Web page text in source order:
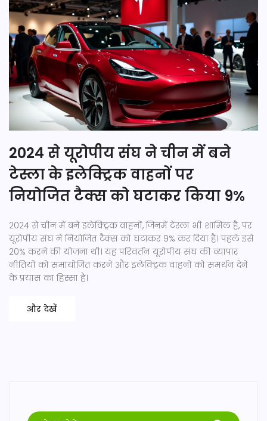
2024 से यूरोपीय संघ ने चीन में बने
टेस्ला के इलेक्ट्रिक वाहनों पर
नियोजित टैक्स को घटाकर किया 9%
2024 से चीन में बने इलेक्ट्रिक वाहनों, जिनमें टेस्ला भी शामिल है, पर
यूरोपीय संघ ने नियोजित टैक्स को घटाकर 9% कर दिया है। पहले इसे
20% करने की योजना थी। यह परिवर्तन यूरोपीय संघ की व्यापार
नीतियों को समायोजित करने और इलेक्ट्रिक वाहनों को समर्थन देने
के प्रयास का हिस्सा है।
और देखें